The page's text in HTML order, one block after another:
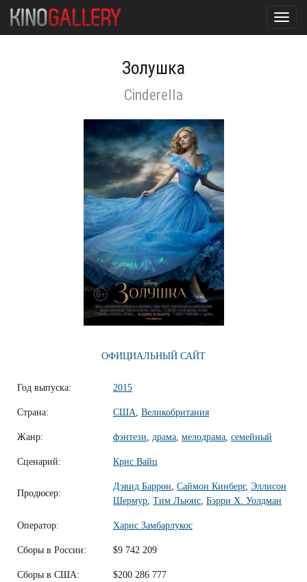
Золушка
Cinderella
ОФИЦИАЛЬНЫЙ САЙТ
Год выпуска: 2015
Страна: США, Великобритания
Жанр: фэнтези, драма, мелодрама, семейный
Сценарий: Крис Вайц
Продюсер:
Дэвид Баррон, Саймон Кинберг, Эллисон
Шермур, Тим Льюис, Бэрри Х. Уолдман
Оператор: Харис Замбарлукос
Сборы в России: $9 742 209
Сборы в США: $200 286 777